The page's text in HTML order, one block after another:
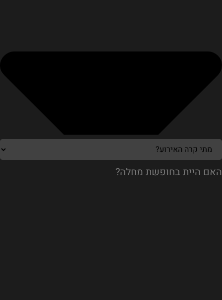
האם היית בחופשת מחלה?